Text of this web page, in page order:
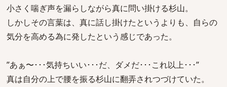
小さく喘ぎ声を漏らしながら真に問い掛ける杉山。
しかしその言葉は、真に話し掛けたというよりも、自らの
気分を高める為に発したという感じであった。
”あぁ〜･･･気持ちいい･･･だ、ダメだ･･･これ以上･･･”
真は自分の上で腰を振る杉山に翻弄されつづけていた。